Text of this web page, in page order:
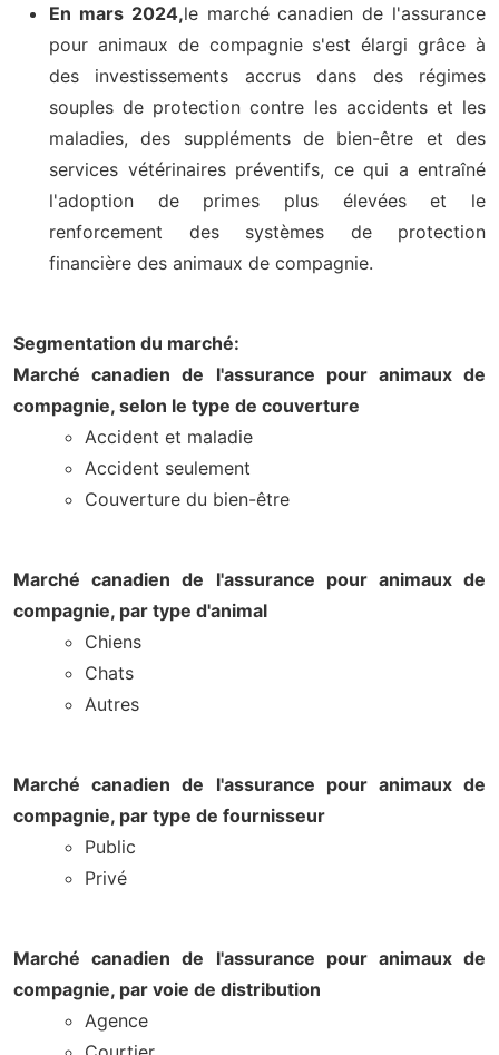
En mars 2024,le marché canadien de l'assurance
pour animaux de compagnie s'est élargi grâce à
des investissements accrus dans des régimes
souples de protection contre les accidents et les
maladies, des suppléments de bien-être et des
services vétérinaires préventifs, ce qui a entraîné
l'adoption de primes plus élevées et le
renforcement des systèmes de protection
financière des animaux de compagnie.
Segmentation du marché:
Marché canadien de l'assurance pour animaux de
compagnie, selon le type de couverture
Accident et maladie
Accident seulement
Couverture du bien-être
Marché canadien de l'assurance pour animaux de
compagnie, par type d'animal
Chiens
Chats
Autres
Marché canadien de l'assurance pour animaux de
compagnie, par type de fournisseur
Public
Privé
Marché canadien de l'assurance pour animaux de
compagnie, par voie de distribution
Agence